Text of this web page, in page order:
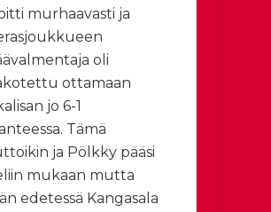
murhaavasti ja
oli
ottamaan
jo 6-1
Tämä
ja Pölkky pääsi
mukaan mutta
edetessä Kangasala